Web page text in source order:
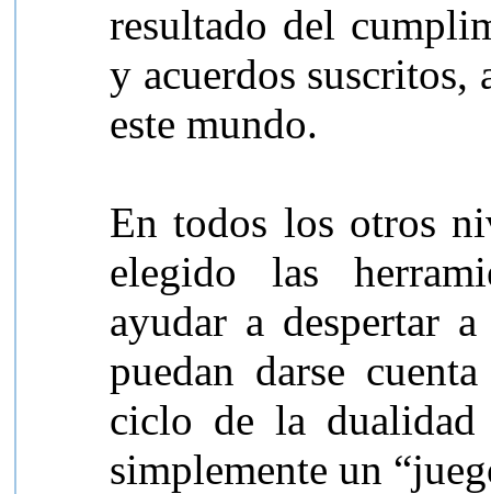
resultado del
y acuerdos suscritos,
este mundo.
En todos los otros
elegido las
ayudar a despertar
puedan darse
ciclo de la dualidad
simplemente un